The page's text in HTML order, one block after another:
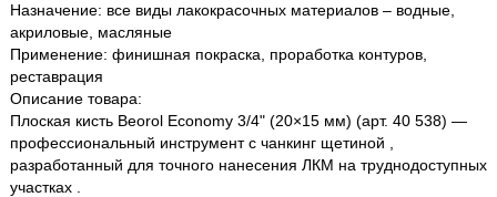
Назначение: все виды лакокрасочных материалов – водные,
акриловые, масляные
Применение: финишная покраска, проработка контуров,
реставрация
Описание товара:
Плоская кисть Beorol Economy 3/4" (20×15 мм) (арт. 40 538) —
профессиональный инструмент с чанкинг щетиной ,
разработанный для точного нанесения ЛКМ на труднодоступных
участках .